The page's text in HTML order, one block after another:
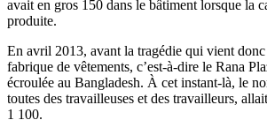
avait en gros 150 dans le bâtiment lorsque la
produite.
En avril 2013, avant la tragédie qui vient
fabrique de vêtements, c’est-à-dire le Rana
écroulée au Bangladesh. À cet instant-là, le
toutes des travailleuses et des travailleurs,
1 100.